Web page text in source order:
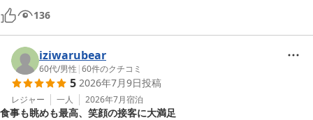
赤牛を蒸し料理にしていましたが肉はペラペラの薄いの肉。せっかくの
赤牛の良さが感じられませんでした。あれならステーキを3切れの方が
良かったですね。もう少し改良されてはいかがでしょうか。
しかし、お寿司を目の前で握ってくれたりとパフォーマンスは良かった
136
iziwarubear
60代/男性 |60件のクチコミ
5 2026年7月9日投稿
レジャー 一人 2026年7月宿泊
食事も眺めも最高、笑顔の接客に大満足